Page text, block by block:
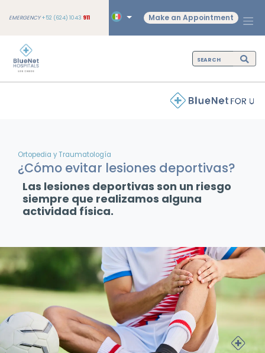
EMERGENCY+52 (624) 1043 911 Make an Appointment
Ortopedia y Traumatología
¿Cómo evitar lesiones deportivas?
Las lesiones deportivas son un riesgo
siempre que realizamos alguna
actividad física.